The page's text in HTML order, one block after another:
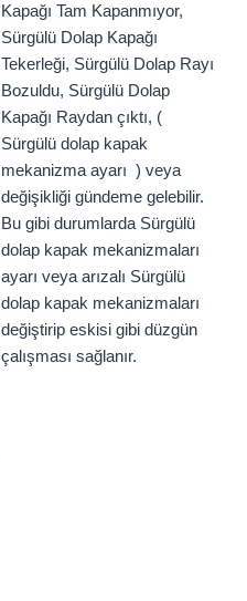
Kapağı Tam Kapanmıyor,
Sürgülü Dolap Kapağı
Tekerleği, Sürgülü Dolap Rayı
Bozuldu, Sürgülü Dolap
Kapağı Raydan çıktı, (
Sürgülü dolap kapak
mekanizma ayarı ) veya
değişikliği gündeme gelebilir.
Bu gibi durumlarda Sürgülü
dolap kapak mekanizmaları
ayarı veya arızalı Sürgülü
dolap kapak mekanizmaları
değiştirip eskisi gibi düzgün
çalışması sağlanır.